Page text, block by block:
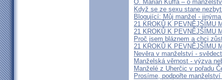
O. Marian Kuffa – o
Když se ze sexu stane
Blogující: Můj manžel -
21 KROKŮ K PEVNĚJŠÍMU
21 KROKŮ K PEVNĚJŠÍMU
Proč jsem bláznem a chci
21 KROKŮ K PEVNĚJŠÍMU
Nevěra v manželství -
Manželská věrnost - výzva
Manželé z Uherčic v pořadu
Prosíme, podpořte